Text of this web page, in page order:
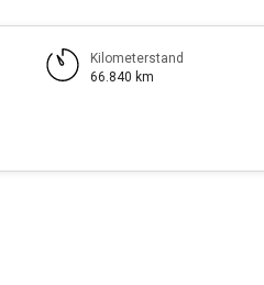
Kilometerstand
66.840 km